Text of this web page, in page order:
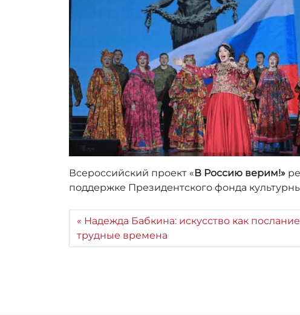
Всероссийский проект «В Россию верим!»
поддержке Президентского фонда
Надежда Бабкина: искусство как
трудные времена